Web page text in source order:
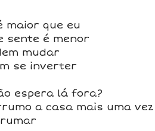
maior que eu
sente é menor
mudar
se inverter
espera lá fora?
a casa mais uma vez